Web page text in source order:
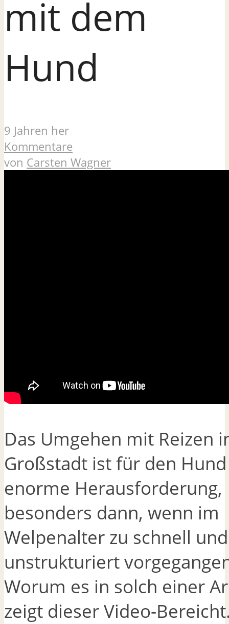
mit dem
Hund
9 Jahren her
Kommentare
von Carsten Wagner
Das Umgehen mit Reizen
Großstadt ist für den
enorme Herausforderung,
besonders dann, wenn im
Welpenalter zu schnell
unstrukturiert
Worum es in solch einer
zeigt dieser Video-